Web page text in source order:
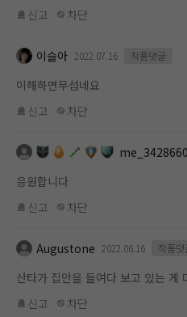
신고
차단
이슬아 2022.07.16 작품댓글
이해하면무섭네요
신고
차단
응원합니다
신고
차단
Augustone 2022.06.16 작품댓
산타가 집안을 들여다 보고 있는 게
신고
차단